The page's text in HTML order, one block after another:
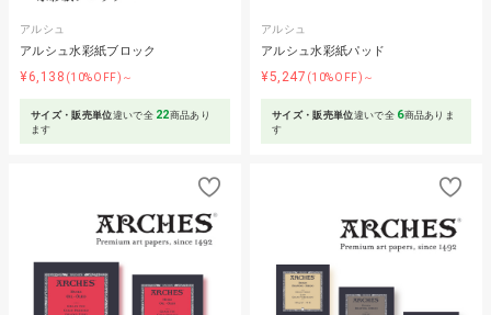
アルシュ
アルシュ水彩紙ブロック
¥6,138 (10%OFF)～
サイズ・販売単位違いで全 22商品あり
ます
アルシュ
アルシュ水彩紙パッド
¥5,247 (10%OFF)～
サイズ・販売単位違いで全 6商品ありま
す